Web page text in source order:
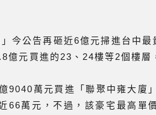
今公告再砸近6億元掃進台中最
億元買進的23、24樓等2個樓層
9040萬元買進「聯聚中雍大廈
66萬元，不過，該豪宅最高單